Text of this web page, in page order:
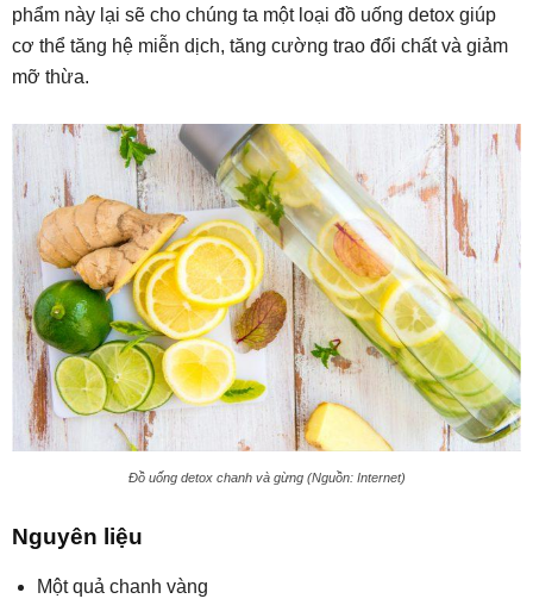
phẩm này lại sẽ cho chúng ta một loại đồ uống detox giúp
cơ thể tăng hệ miễn dịch, tăng cường trao đổi chất và giảm
mỡ thừa.
Đồ uống detox chanh và gừng (Nguồn: Internet)
Nguyên liệu
Một quả chanh vàng